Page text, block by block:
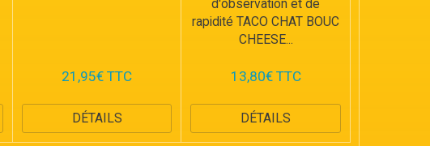
21,95€ TTC
DÉTAILS
d'observation et de
rapidité TACO CHAT BOUC
CHEESE...
13,80€ TTC
DÉTAILS